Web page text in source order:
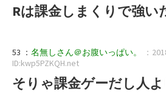
Rは課金しまくりで強い
53 ： 名無しさん＠お腹いっぱい。
：
ID:kwp5PZKQH.net
そりゃ課金ゲーだし人